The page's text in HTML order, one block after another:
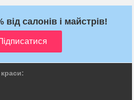
салонів і майстрів!